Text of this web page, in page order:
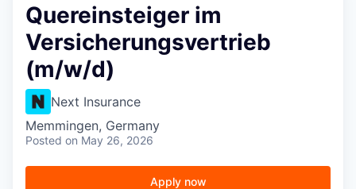
Quereinsteiger im
Versicherungsvertrieb
(m/w/d)
Next Insurance
Memmingen, Germany
Posted on May 26, 2026
Apply now